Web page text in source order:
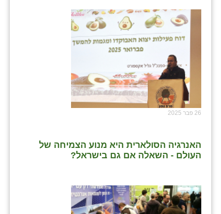
26 פבר 2025
האנרגיה הסולארית היא מנוע הצמיחה של
העולם - השאלה אם גם בישראל?